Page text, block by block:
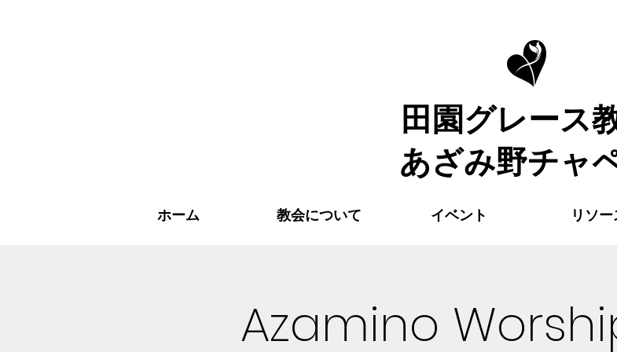
田園グレース
あざみ野チャ
ホーム 教会について イベント リソー
Azamino